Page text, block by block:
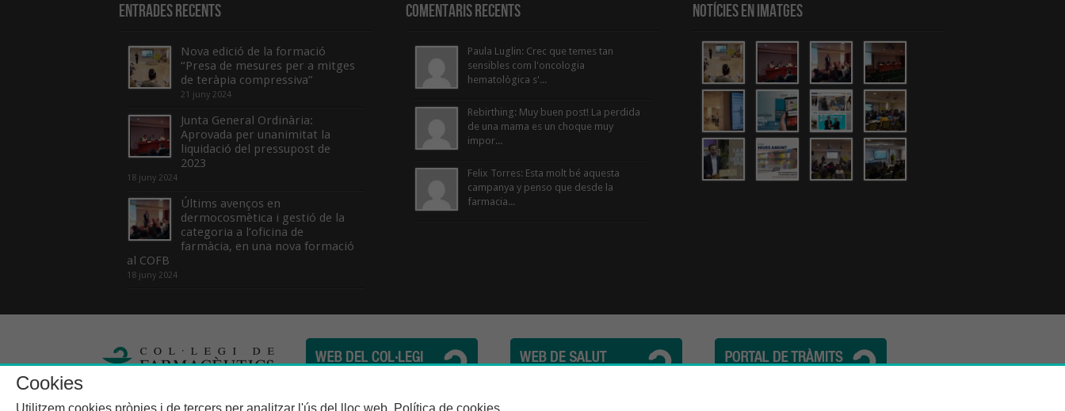
Entrades recents
Nova edició de la formació
“Presa de mesures per a mitges
de teràpia compressiva”
21 juny 2024
Junta General Ordinària:
Aprovada per unanimitat la
liquidació del pressupost de
2023
18 juny 2024
Últims avenços en
dermocosmètica i gestió de la
categoria a l’oficina de
farmàcia, en una nova formació
al COFB
18 juny 2024
Comentaris Recents
Paula Luglin: Crec que temes tan
sensibles com l'oncologia
hematològica s'...
Rebirthing: Muy buen post! La perdida
de una mama es un choque muy
impor...
Felix Torres: Esta molt bé aquesta
campanya y penso que desde la
farmacia...
Notícies en Imatges
Col·legi de Farmacèutics de la Província de Barcelona | C. Girona, n° 64-66 - 08009 Barcelona | Tel. (34) 932 44 07 10
Cookies
Utilitzem cookies pròpies i de tercers per analitzar l'ús del lloc web. Política de cookies